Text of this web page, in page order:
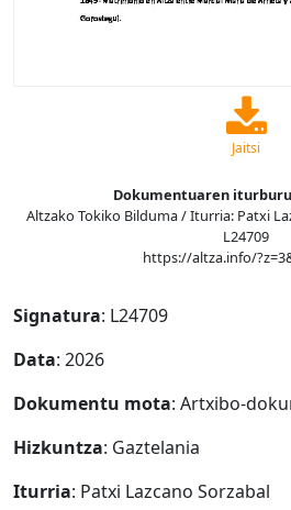
Jaitsi
Dokumentuaren
Altzako Tokiko Bilduma / Iturria: Patxi
L24709
https://altza.info/
Signatura: L24709
Data: 2026
Dokumentu mota: Artxibo-
Hizkuntza: Gaztelania
Iturria: Patxi Lazcano Sorzabal